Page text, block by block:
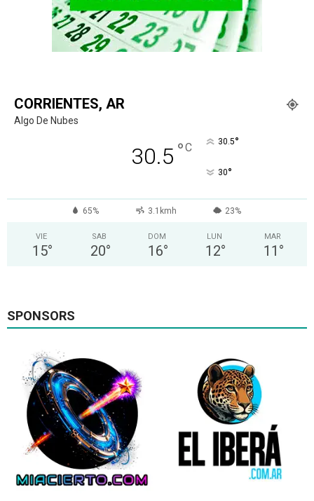
CORRIENTES, AR
Algo De Nubes
30.5 °C 30.5°
30°
65% 3.1kmh 23%
VIE
15°
SAB
20°
DOM
16°
LUN
12°
MAR
11 °
SPONSORS